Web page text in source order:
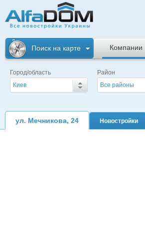
новостройки
Украины
Поиск на карте Компании
Город/область
Киев
Район
Все районы
ул. Мечникова, 24 Новостройки